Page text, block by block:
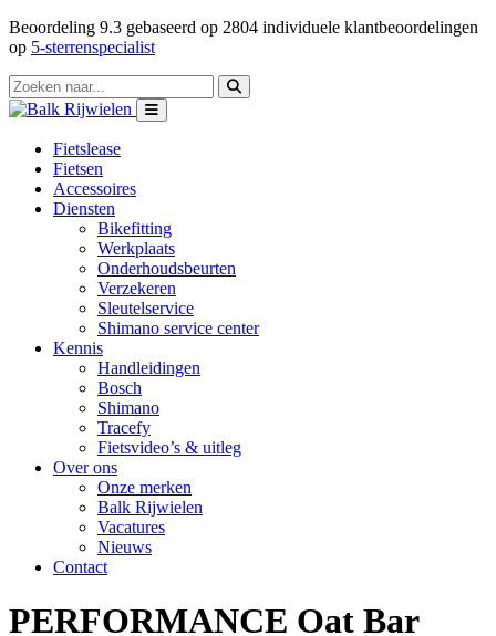
Beoordeling 9.3 gebaseerd op 2804 individuele klantbeoordelingen
op 5-sterrenspecialist
Fietslease
Fietsen
Accessoires
Diensten
Bikefitting
Werkplaats
Onderhoudsbeurten
Verzekeren
Sleutelservice
Shimano service center
Kennis
Handleidingen
Bosch
Shimano
Tracefy
Fietsvideo’s & uitleg
Over ons
Onze merken
Balk Rijwielen
Vacatures
Nieuws
Contact
PERFORMANCE Oat Bar